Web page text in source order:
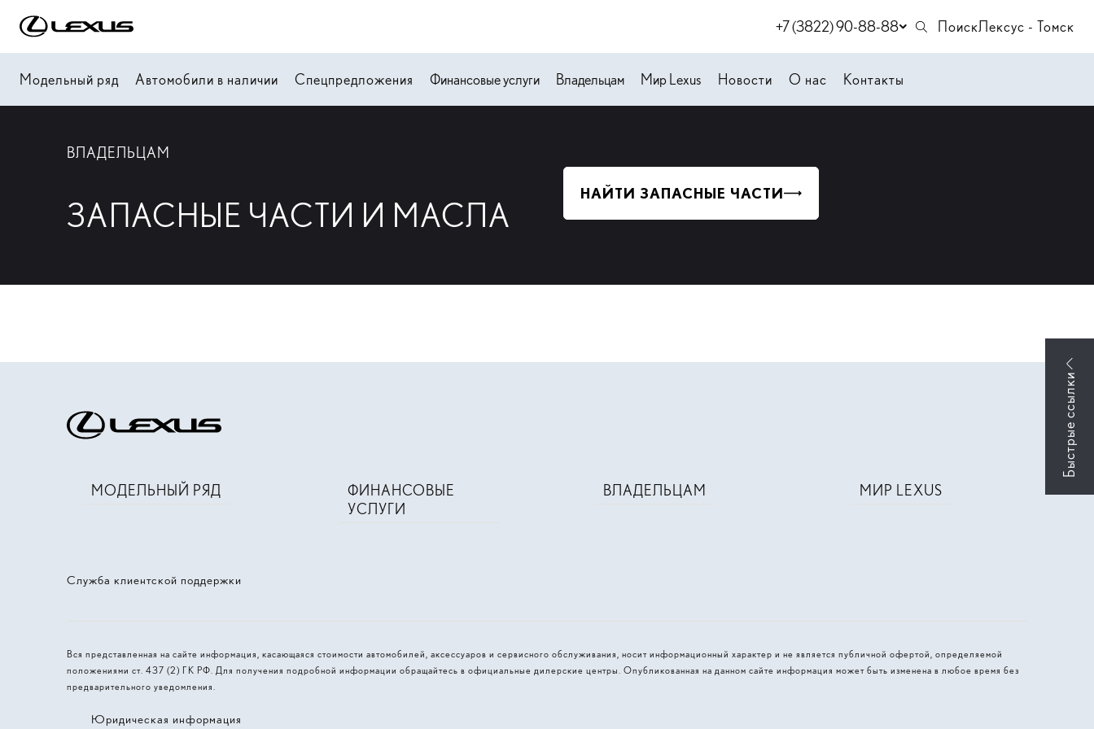
+7 (3822) 90-88-88 ПоискЛексус - Томск
Модельный ряд Автомобили в наличии Спецпредложения Финансовые услуги Владельцам Мир Lexus Новости О нас Контакты
ВЛАДЕЛЬЦАМ
ЗАПАСНЫЕ ЧАСТИ И МАСЛА
НАЙТИ ЗАПАСНЫЕ ЧАСТИ
Служба клиентской поддержки
МОДЕЛЬНЫЙ РЯД
ФИНАНСОВЫЕ
УСЛУГИ
ВЛАДЕЛЬЦАМ МИР LEXUS
Вся представленная на сайте информация, касающаяся стоимости автомобилей, аксессуаров и сервисного обслуживания, носит информационный характер и не является публичной офертой, определяемой
положениями ст. 437 (2) ГК РФ. Для получения подробной информации обращайтесь в официальные дилерские центры. Опубликованная на данном сайте информация может быть изменена в любое время без
предварительного уведомления.
Юридическая информация